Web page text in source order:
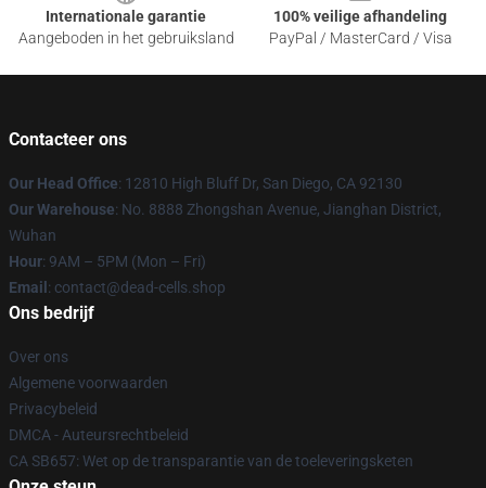
Internationale garantie
Aangeboden in het gebruiksland
100% veilige afhandeling
PayPal / MasterCard / Visa
Contacteer ons
Our Head Office: 12810 High Bluff Dr, San Diego, CA 92130
Our Warehouse: No. 8888 Zhongshan Avenue, Jianghan District,
Wuhan
Hour: 9AM – 5PM (Mon – Fri)
Email : contact@dead-cells.shop
Ons bedrijf
Over ons
Algemene voorwaarden
Privacybeleid
DMCA - Auteursrechtbeleid
CA SB657: Wet op de transparantie van de toeleveringsketen